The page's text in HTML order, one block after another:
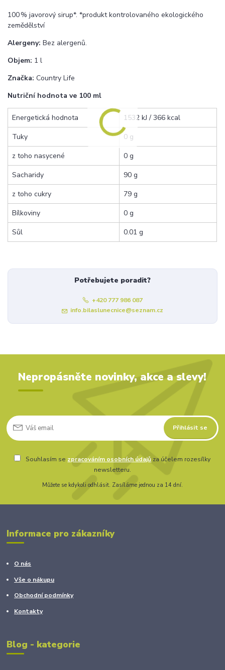
100 % javorový sirup*. *produkt kontrolovaného ekologického
zemědělství
Alergeny: Bez alergenů.
Objem: 1 l
Značka: Country Life
Nutriční hodnota ve 100 ml
Energetická hodnota
1532 kJ / 366 kcal
Tuky
0 g
z toho nasycené
0 g
Sacharidy
90 g
z toho cukry
79 g
Bílkoviny
0 g
Sůl
0.01 g
Potřebujete poradit?
+420 777 986 087
info.bilaslunecnice@seznam.cz
Nepropásněte novinky, akce a slevy!
Přihlásit se
Souhlasím se zpracováním osobních údajů za účelem rozesílky
newsletteru.
Můžete se kdykoli odhlásit. Zasíláme jednou za 14 dní.
Informace pro zákazníky
O nás
Vše o nákupu
Obchodní podmínky
Kontakty
Blog - kategorie